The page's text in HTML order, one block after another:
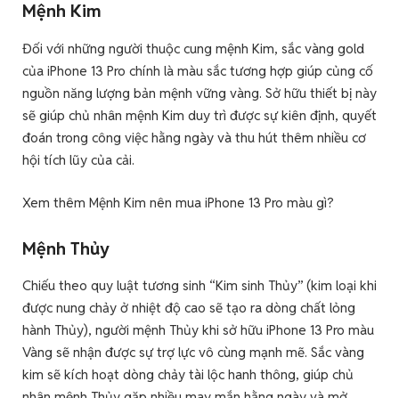
Mệnh Kim
Đối với những người thuộc cung mệnh Kim, sắc vàng gold
của iPhone 13 Pro chính là màu sắc tương hợp giúp củng cố
nguồn năng lượng bản mệnh vững vàng. Sở hữu thiết bị này
sẽ giúp chủ nhân mệnh Kim duy trì được sự kiên định, quyết
đoán trong công việc hằng ngày và thu hút thêm nhiều cơ
hội tích lũy của cải.
Xem thêm Mệnh Kim nên mua iPhone 13 Pro màu gì?
Mệnh Thủy
Chiếu theo quy luật tương sinh “Kim sinh Thủy” (kim loại khi
được nung chảy ở nhiệt độ cao sẽ tạo ra dòng chất lỏng
hành Thủy), người mệnh Thủy khi sở hữu iPhone 13 Pro màu
Vàng sẽ nhận được sự trợ lực vô cùng mạnh mẽ. Sắc vàng
kim sẽ kích hoạt dòng chảy tài lộc hanh thông, giúp chủ